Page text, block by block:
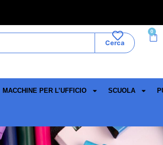
Cerca
0
MACCHINE PER L’UFFICIO SCUOLA